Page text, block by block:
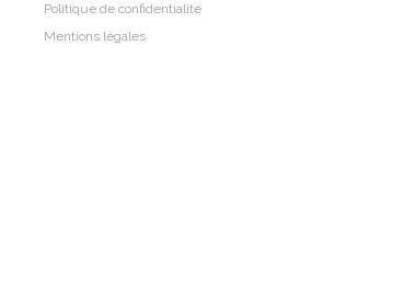
Politique de confidentialité
Mentions légales